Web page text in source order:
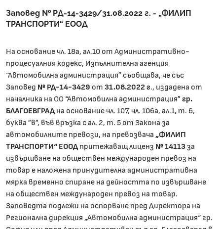
Заповед № РД-14-3429/31.08.2022 г. - „ФИЛИП
ТРАНСПОРТИ“ ЕООД
На основание чл. 18а, ал.10 от Административно-
процесуалния кодекс, Изпълнителна агенция
“Автомобилна администрация” съобщава, че със
Заповед № РД-14-3429 от 31.08.2022 г., издадена от
началника на ОО “Автомобилна администрация”гр.
БЛАГОЕВГРАД на основание чл. 107, чл. 106а, ал.1, т. 6,
буква ”в”, във връзка с ал. 2, т. 5 от Закона за
автомобилните превози, на превозвача „ФИЛИП
ТРАНСПОРТИ“ ЕООД притежаващ лиценз № 14113 за
извършване на обществен международен превоз на
товар е наложена принудителна административна
мярка временно спиране на дейността по извършване
на обществен международен превоз на товар.
Заповедта подлежи на оспорване пред Директора на
Регионална дирекция „Автомобилна администрация“ гр.